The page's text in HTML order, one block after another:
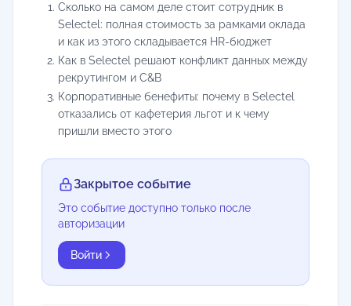
Сколько на самом деле стоит сотрудник в
Selectel: полная стоимость за рамками оклада
и как из этого складывается HR-бюджет
Как в Selectel решают конфликт данных между
рекрутингом и C&B
Корпоративные бенефиты: почему в Selectel
отказались от кафетерия льгот и к чему
пришли вместо этого
Закрытое событие
Это событие доступно только после
авторизации
Войти